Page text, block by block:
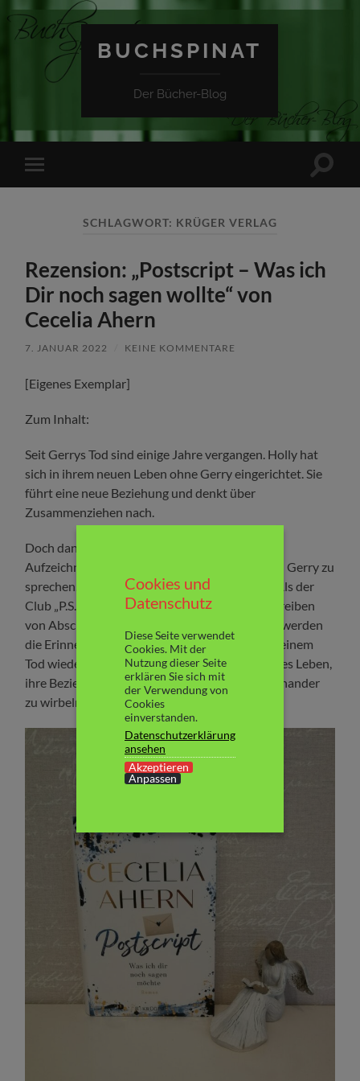
BUCHSPINAT
Der Bücher-Blog
Mobile-
Menü
SCHLAGWORT: KRÜGER VERLAG
Rezension: „Postscript – Was ich
Dir noch sagen wollte“ von
Cecelia Ahern
7. JANUAR 2022 KEINE KOMMENTARE
[Eigenes Exemplar]
Zum Inhalt:
Seit Gerrys Tod sind einige Jahre vergangen. Holly hat
sich in ihrem neuen Leben ohne Gerry eingerichtet. Sie
führt eine neue Beziehung und denkt über
Zusammenziehen nach.
Doch dann bittet ihre Schwester sie für eine
Aufzeichnung ihres Podcast über die Briefe von Gerry zu
sprechen. Der Podcast wird ein großer Erfolg. Als der
Club „P.S. Ich liebe Dich“ sie bittet, ihr beim Schreiben
von Abschiedsbriefen an ihre Lieben zu helfen, werden
die Erinnerungen an Gerry und das Jahr nach seinem
Tod wieder allzu lebendig und drohen, ihr ruhiges Leben,
ihre Beziehung und ihre Pläne ziemlich durcheinander
zu wirbeln….
Cookies und
Datenschutz
Diese Seite verwendet
Cookies. Mit der
Nutzung dieser Seite
erklären Sie sich mit
der Verwendung von
Cookies
einverstanden.
Datenschutzerklärung
ansehen
Akzeptieren
Anpassen